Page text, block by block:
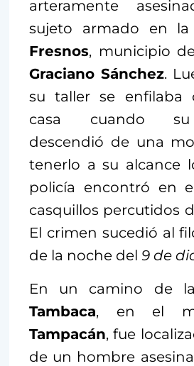
arteramente
sujeto armado en
Fresnos, municipio
Graciano Sánchez.
su taller se enfilaba
casa cuando su
descendió de una
tenerlo a su alcance
policía encontró en
casquillos percutidos
El crimen sucedió al
de la noche del 9 de
En un camino de
Tambaca, en el
Tampacán, fue
de un hombre